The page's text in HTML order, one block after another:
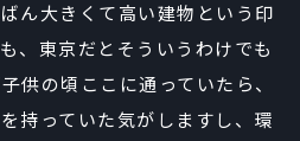
ん大きくて高い建物という印
、東京だとそういうわけでも
供の頃ここに通っていたら、
持っていた気がしますし、環